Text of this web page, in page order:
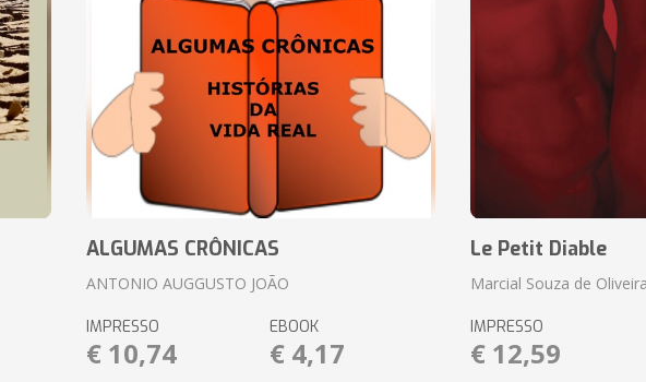
ALGUMAS CRÔNICAS
ANTONIO AUGGUSTO JOÃO
IMPRESSO
€ 10,74
EBOOK
€ 4,17
Le Petit Diable
Marcial Souza de
IMPRESSO
€ 12,59